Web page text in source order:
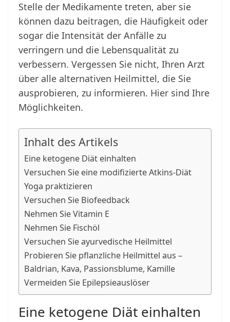
Stelle der Medikamente treten, aber sie
können dazu beitragen, die Häufigkeit oder
sogar die Intensität der Anfälle zu
verringern und die Lebensqualität zu
verbessern. Vergessen Sie nicht, Ihren Arzt
über alle alternativen Heilmittel, die Sie
ausprobieren, zu informieren. Hier sind Ihre
Möglichkeiten.
Inhalt des Artikels
Eine ketogene Diät einhalten
Versuchen Sie eine modifizierte Atkins-Diät
Yoga praktizieren
Versuchen Sie Biofeedback
Nehmen Sie Vitamin E
Nehmen Sie Fischöl
Versuchen Sie ayurvedische Heilmittel
Probieren Sie pflanzliche Heilmittel aus –
Baldrian, Kava, Passionsblume, Kamille
Vermeiden Sie Epilepsieauslöser
Eine ketogene Diät einhalten